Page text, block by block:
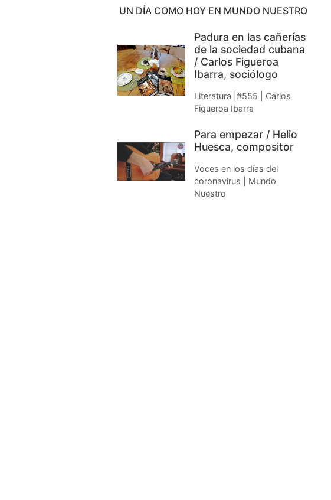
UN DÍA COMO HOY EN MUNDO NUESTRO
Padura en las cañerías
de la sociedad cubana
/ Carlos Figueroa
Ibarra, sociólogo
Literatura |#555 | Carlos
Figueroa Ibarra
Para empezar / Helio
Huesca, compositor
Voces en los días del
coronavirus | Mundo
Nuestro